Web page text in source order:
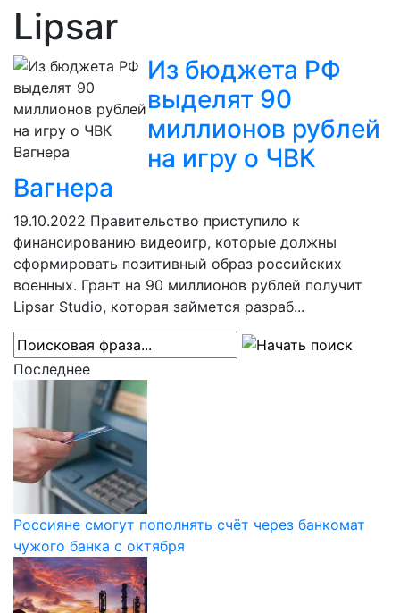
Lipsar
Из бюджета РФ
выделят 90
миллионов рублей
на игру о ЧВК
Вагнера
19.10.2022 Правительство приступило к
финансированию видеоигр, которые должны
сформировать позитивный образ российских
военных. Грант на 90 миллионов рублей получит
Lipsar Studio, которая займется разраб...
Последнее
Россияне смогут пополнять счёт через банкомат
чужого банка с октября